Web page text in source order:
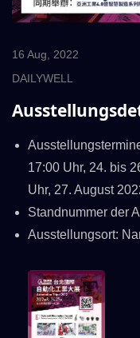
16 Aug, 2022
DAILYWELL
17:00 Uhr, 24. bis
Uhr, 27. August
Standnummer der
Ausstellungsort: